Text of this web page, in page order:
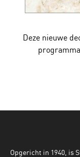
Deze nieuwe
Opgericht in 1940, is